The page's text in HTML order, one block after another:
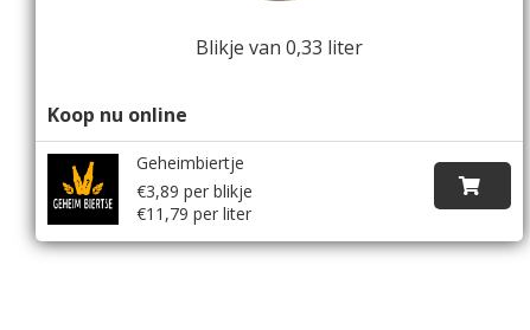
Blikje van 0,33 liter
Koop nu online
Geheimbiertje
€3,89 per blikje
€11,79 per liter